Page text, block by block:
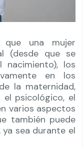
una mujer
(desde que se
los
en los
la maternidad,
el psicológico, el
varios aspectos
también puede
sea durante el